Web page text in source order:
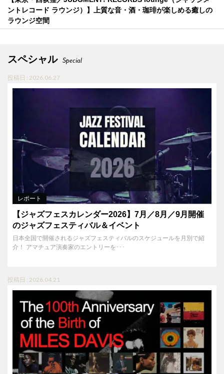
ントレコード ラウンジ）】上質な音・酒・珈琲が楽しめる癒しの
ラウンジ空間
スペシャル Special
投稿日 : 2026.06.27
レポート
【ジャズフェスカレンダー2026】7月／8月／9月開催
のジャズフェスティバル＆イベント
日本全国で開催されるジャズフェスティバルのスケジュールを月別で紹
介！ アマチュア演奏家のエントリーを･･･
投稿日 : 2026.04.21